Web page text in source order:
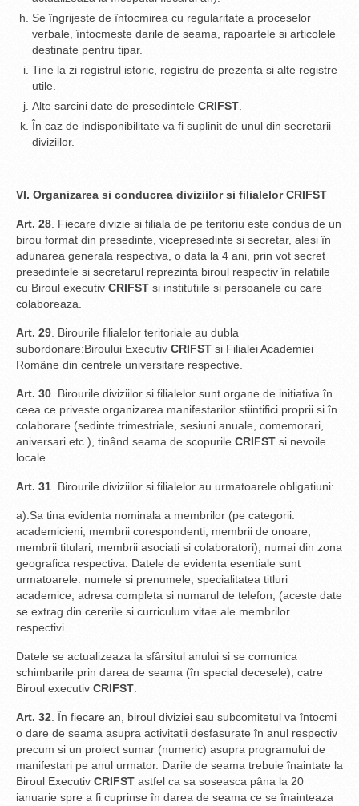
Se îngrijeste de întocmirea cu regularitate a proceselor
verbale, întocmeste darile de seama, rapoartele si articolele
destinate pentru tipar.
Tine la zi registrul istoric, registru de prezenta si alte registre
utile.
Alte sarcini date de presedintele CRIFST
În caz de indisponibilitate va fi suplinit de unul din secretarii
diviziilor.
VI. Organizarea si conducrea diviziilor si filialelor CRIFST
Art. 28 . Fiecare divizie si filiala de pe teritoriu este condus de un
birou format din presedinte, vicepresedinte si secretar, alesi în
adunarea generala respectiva, o data la 4 ani, prin vot secret
presedintele si secretarul reprezinta biroul respectiv în relatiile
cu Biroul executiv CRIFST si institutiile si persoanele cu care
colaboreaza.
Art. 29 . Birourile filialelor teritoriale au dubla
subordonare:Biroului Executiv CRIFST si Filialei Academiei
Române din centrele universitare respective.
Art. 30 . Birourile diviziilor si filialelor sunt organe de initiativa în
ceea ce priveste organizarea manifestarilor stiintifici proprii si în
colaborare (sedinte trimestriale, sesiuni anuale, comemorari,
aniversari etc.), tinând seama de scopurile CRIFST si nevoile
locale.
Art. 31 . Birourile diviziilor si filialelor au urmatoarele obligatiuni:
a).Sa tina evidenta nominala a membrilor (pe categorii:
academicieni, membrii corespondenti, membrii de onoare,
membrii titulari, membrii asociati si colaboratori), numai din zona
geografica respectiva. Datele de evidenta esentiale sunt
urmatoarele: numele si prenumele, specialitatea titluri
academice, adresa completa si numarul de telefon, (aceste date
se extrag din cererile si curriculum vitae ale membrilor
respectivi.
Datele se actualizeaza la sfârsitul anului si se comunica
schimbarile prin darea de seama (în special decesele), catre
Biroul executiv CRIFST
Art. 32 . În fiecare an, biroul diviziei sau subcomitetul va întocmi
o dare de seama asupra activitatii desfasurate în anul respectiv
precum si un proiect sumar (numeric) asupra programului de
manifestari pe anul urmator. Darile de seama trebuie înaintate la
Biroul Executiv CRIFST astfel ca sa soseasca pâna la 20
ianuarie spre a fi cuprinse în darea de seama ce se înainteaza